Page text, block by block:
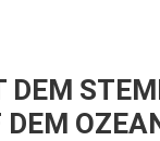
DEM